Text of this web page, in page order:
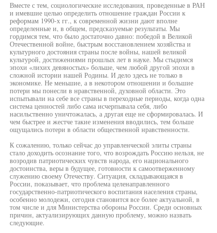
Вместе с тем, социологические исследования, проведенные в РАН
и имевшие целью определить отношение граждан России к
реформам 1990-х гг., к современной жизни дают вполне
определенные и, в общем, предсказуемые результаты. Мы
гордимся тем, что было достаточно давно: победой в Великой
Отечественной войне, быстрым восстановлением хозяйства и
культурного достояния страны после войны, нашей великой
культурой, достижениями прошлых лет в науке. Мы стыдимся
эпохи «лихих девяностых» больше, чем любой другой эпохи в
сложной истории нашей Родины. И дело здесь не только в
экономике. Не меньшие, а в некотором отношении и большие
потери мы понесли в нравственной, духовной области. Это
испытывали на себе все страны в переходные периоды, когда одна
система ценностей либо сама исчерпывала себя, либо
насильственно уничтожалась, а другая еще не сформировалась. И
чем быстрее и жестче такие изменения вводились, тем больше
ощущались потери в области общественной нравственности.
К сожалению, только сейчас до управленческой элиты страны
стало доходить осознание того, что возрождать Россию нельзя, не
возродив патриотических чувств народа, его национального
достоинства, веры в будущее, готовности к самоотверженному
служению своему Отечеству. Ситуация, складывающаяся в
России, показывает, что проблема целенаправленного
государственно-патриотического воспитания населения страны,
особенно молодежи, сегодня становится все более актуальной, в
том числе и для Министерства обороны России. Среди основных
причин, актуализирующих данную проблему, можно назвать
следующие.